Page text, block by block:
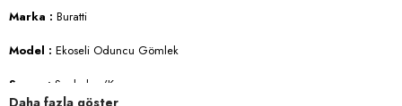
Marka : Buratti
Model : Ekoseli Oduncu Gömlek
Sezon : Sonbahar/Kış